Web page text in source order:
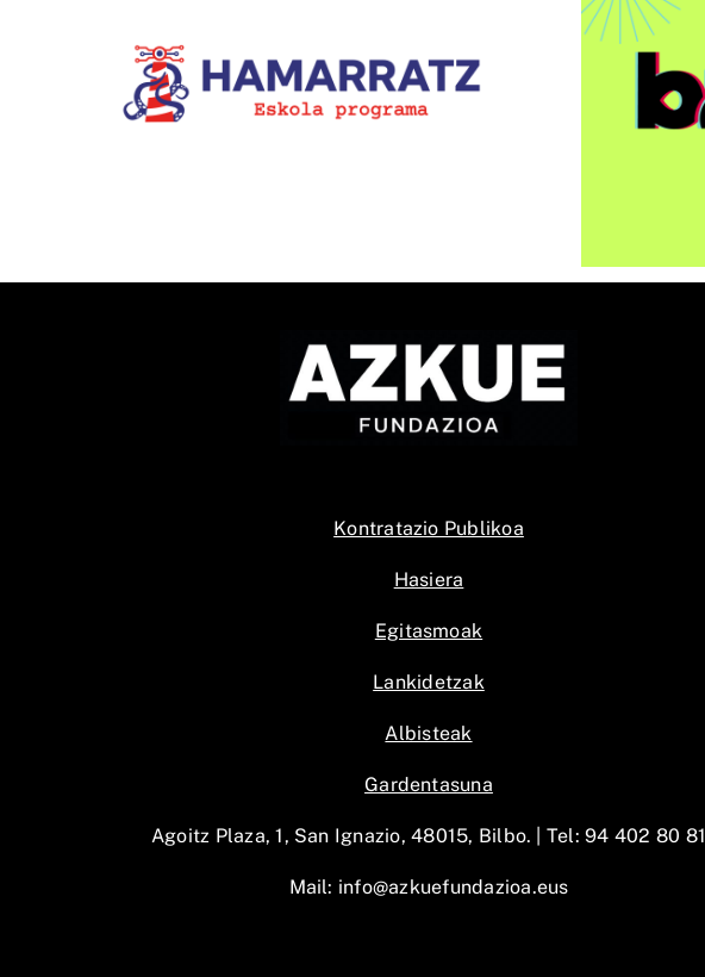
1.400.000 ikustaldi izan ditu
Bziber euskarazko
TikTokeko lehiaketaren IX.
Kontratazio Publikoa
Hasiera
Egitasmoak
Lankidetzak
Albisteak
Gardentasuna
Agoitz Plaza, 1, San Ignazio, 48015, Bilbo. | Tel: 94 402 80 81
Mail: info@azkuefundazioa.eus